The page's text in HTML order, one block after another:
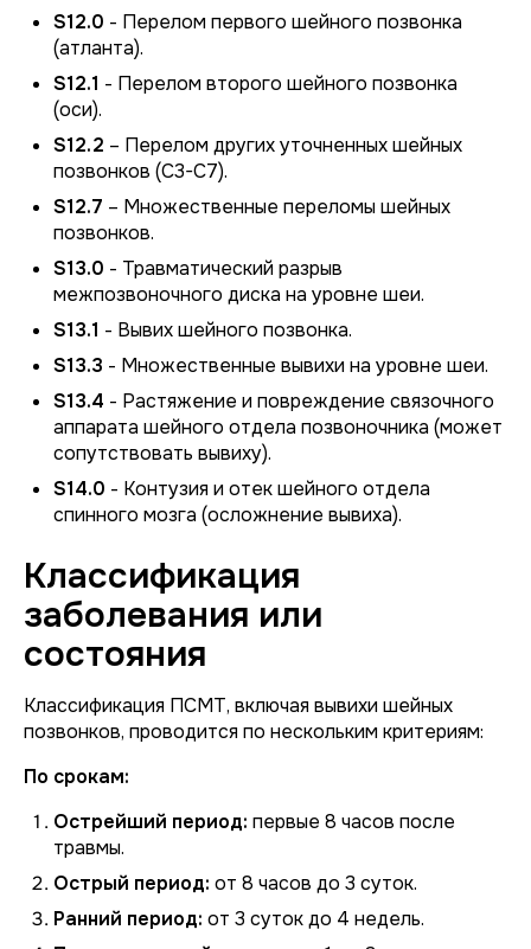
S12.0 - Перелом первого шейного позвонка
(атланта).
S12.1 - Перелом второго шейного позвонка
(оси).
S12.2 – Перелом других уточненных шейных
позвонков (С3-С7).
S12.7 – Множественные переломы шейных
позвонков.
S13.0 - Травматический разрыв
межпозвоночного диска на уровне шеи.
S13.1 - Вывих шейного позвонка.
S13.3 - Множественные вывихи на уровне шеи.
S13.4 - Растяжение и повреждение связочного
аппарата шейного отдела позвоночника (может
сопутствовать вывиху).
S14.0 - Контузия и отек шейного отдела
спинного мозга (осложнение вывиха).
Классификация
заболевания или
состояния
Классификация ПСМТ, включая вывихи шейных
позвонков, проводится по нескольким критериям:
По срокам:
Острейший период: первые 8 часов после
травмы.
Острый период: от 8 часов до 3 суток.
Ранний период: от 3 суток до 4 недель.